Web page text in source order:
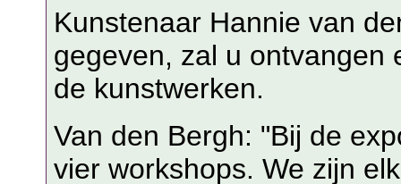
Kunstenaar Hannie van
gegeven, zal u ontvangen
de kunstwerken.
Van den Bergh: "Bij de
vier workshops. We zijn